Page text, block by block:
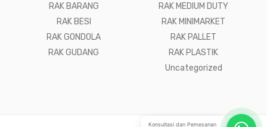
RAK BARANG
RAK BESI
RAK GONDOLA
RAK GUDANG
RAK MEDIUM DUTY
RAK MINIMARKET
RAK PALLET
RAK PLASTIK
Uncategorized
Konsultasi dan Pemesanan